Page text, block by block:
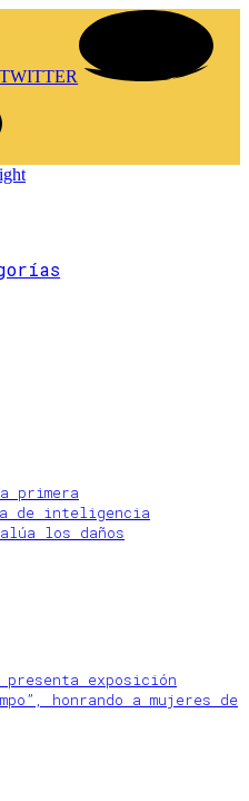
TWITTER
primera
de inteligencia
los daños
presenta exposición
honrando a mujeres de